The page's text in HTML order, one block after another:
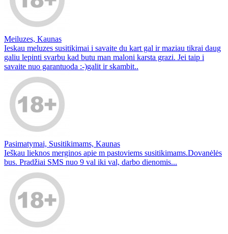
Meiluzes, Kaunas
Ieskau meluzes susitikimai i savaite du kart gal ir maziau tikrai daug
galiu lepinti svarbu kad butu man maloni karsta grazi. Jei taip i
savaite nuo garantuoda :-)galit ir skambit..
Pasimatymai, Susitikimams, Kaunas
Ieškau lieknos merginos apie m pastoviems susitikimams.Dovanėlės
bus. Pradžiai SMS nuo 9 val iki val, darbo dienomis...